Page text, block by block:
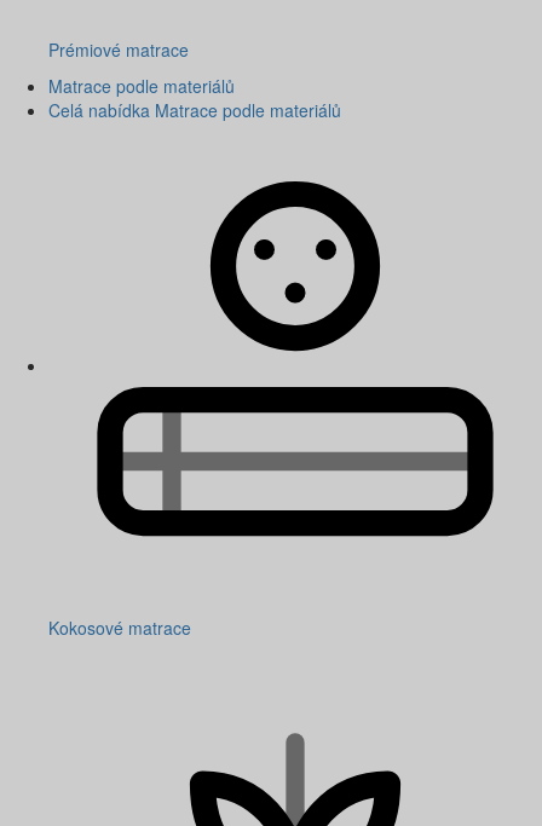
Prémiové matrace
Matrace podle materiálů
Celá nabídka Matrace podle materiálů
Kokosové matrace